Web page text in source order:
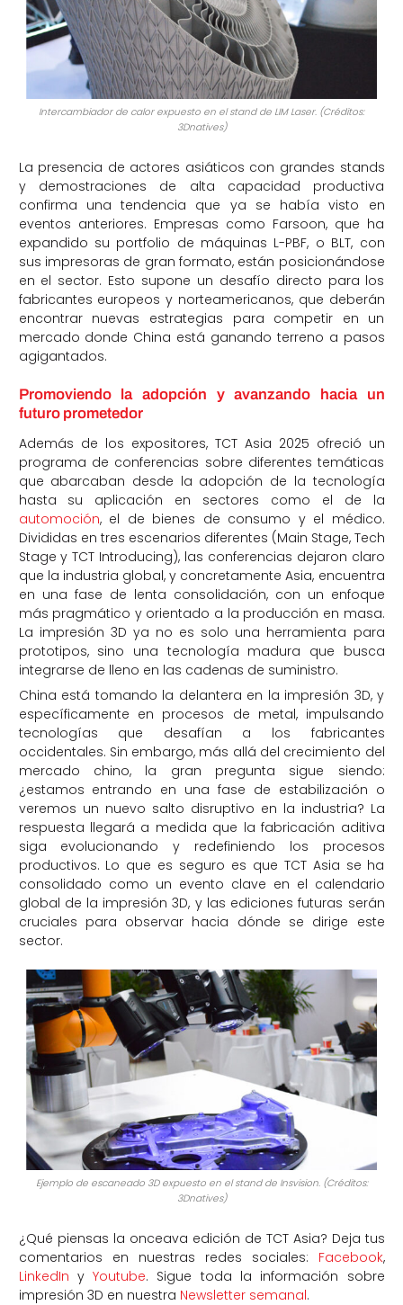
Intercambiador de calor expuesto en el stand de LIM Laser. (Créditos:
3Dnatives)
La presencia de actores asiáticos con grandes stands
y demostraciones de alta capacidad productiva
confirma una tendencia que ya se había visto en
eventos anteriores. Empresas como Farsoon, que ha
expandido su portfolio de máquinas L-PBF, o BLT, con
sus impresoras de gran formato, están posicionándose
en el sector. Esto supone un desafío directo para los
fabricantes europeos y norteamericanos, que deberán
encontrar nuevas estrategias para competir en un
mercado donde China está ganando terreno a pasos
agigantados.
Promoviendo la adopción y avanzando hacia un
futuro prometedor
Además de los expositores, TCT Asia 2025 ofreció un
programa de conferencias sobre diferentes temáticas
que abarcaban desde la adopción de la tecnología
hasta su aplicación en sectores como el de la
automoción, el de bienes de consumo y el médico.
Divididas en tres escenarios diferentes (Main Stage, Tech
Stage y TCT Introducing), las conferencias dejaron claro
que la industria global, y concretamente Asia, encuentra
en una fase de lenta consolidación, con un enfoque
más pragmático y orientado a la producción en masa.
La impresión 3D ya no es solo una herramienta para
prototipos, sino una tecnología madura que busca
integrarse de lleno en las cadenas de suministro.
China está tomando la delantera en la impresión 3D, y
específicamente en procesos de metal, impulsando
tecnologías que desafían a los fabricantes
occidentales. Sin embargo, más allá del crecimiento del
mercado chino, la gran pregunta sigue siendo:
¿estamos entrando en una fase de estabilización o
veremos un nuevo salto disruptivo en la industria? La
respuesta llegará a medida que la fabricación aditiva
siga evolucionando y redefiniendo los procesos
productivos. Lo que es seguro es que TCT Asia se ha
consolidado como un evento clave en el calendario
global de la impresión 3D, y las ediciones futuras serán
cruciales para observar hacia dónde se dirige este
sector.
Ejemplo de escaneado 3D expuesto en el stand de Insvision. (Créditos:
3Dnatives)
¿Qué piensas la onceava edición de TCT Asia? Deja tus
comentarios en nuestras redes sociales: Facebook,
LinkedIn yYoutube. Sigue toda la información sobre
impresión 3D en nuestra Newsletter semanal.